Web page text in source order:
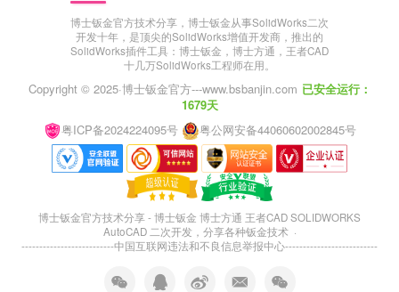
博士钣金官方技术分享，博士钣金从事SolidWorks二次
开发十年，是顶尖的SolidWorks增值开发商，推出的
SolidWorks插件工具：博士钣金，博士方通，王者CAD
十几万SolidWorks工程师在用。
Copyright © 2025·博士钣金官方---www.bsbanjin.com 已安全运行：
1679天
粤ICP备2024224095号
粤公网安备44060602002845号
博士钣金官方技术分享 - 博士钣金 博士方通 王者CAD SOLIDWORKS
AutoCAD 二次开发，分享各种钣金技术 ·
--------------------------中国互联网违法和不良信息举报中心--------------------------